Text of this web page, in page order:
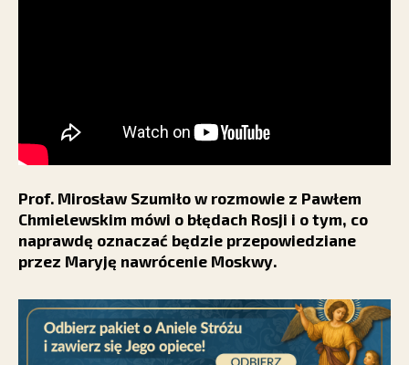
Prof. Mirosław Szumiło w rozmowie z Pawłem
Chmielewskim mówi o błędach Rosji i o tym, co
naprawdę oznaczać będzie przepowiedziane
przez Maryję nawrócenie Moskwy.